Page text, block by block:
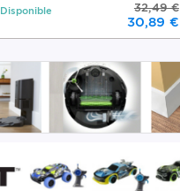
Disponible 32,49 €
30,89 €